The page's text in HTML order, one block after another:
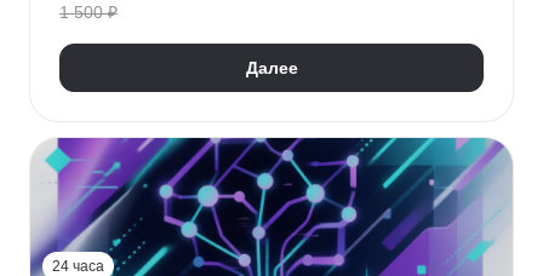
1 500 ₽
Далее
24 часа